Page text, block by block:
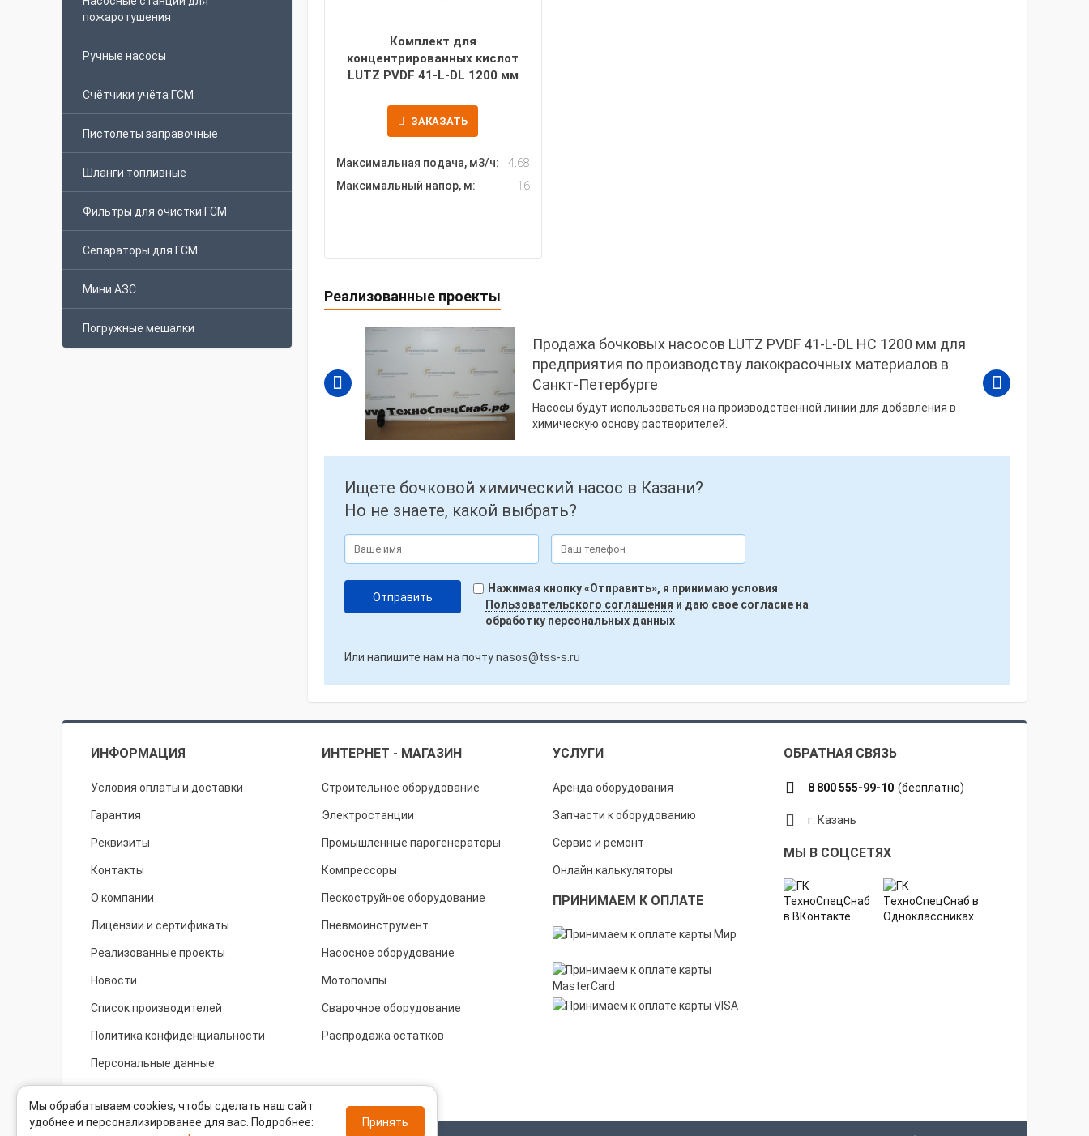
пожаротушения
Ручные насосы
Счётчики учёта ГСМ
Пистолеты заправочные
Шланги топливные
Фильтры для очистки ГСМ
Сепараторы для ГСМ
Мини АЗС
Погружные мешалки
Комплект для
концентрированных кислот
LUTZ PVDF 41-L-DL 1200 мм
ЗАКАЗАТЬ
Максимальная подача, м3/ч:
4.68
Максимальный напор, м:
16
Реализованные проекты
Продажа бочковых насосов LUTZ PVDF 41-L-DL HC 1200 мм для
предприятия по производству лакокрасочных материалов в
Санкт-Петербурге
Насосы будут использоваться на производственной линии для добавления в
химическую основу растворителей.
Ищете бочковой химический насос в Казани?
Но не знаете, какой выбрать?
Нажимая кнопку «Отправить», я принимаю условия
Пользовательского соглашения и даю свое согласие на
обработку персональных данных
Или напишите нам на почтуnasos@tss-s.ru
ИНФОРМАЦИЯ ИНТЕРНЕТ - МАГАЗИН УСЛУГИ ОБРАТНАЯ СВЯЗЬ
Условия оплаты и доставки
Гарантия
Реквизиты
Контакты
О компании
Лицензии и сертификаты
Реализованные проекты
Новости
Список производителей
Политика конфиденциальности
Персональные данные
Строительное оборудование
Электростанции
Промышленные парогенераторы
Компрессоры
Пескоструйное оборудование
Пневмоинструмент
Насосное оборудование
Мотопомпы
Сварочное оборудование
Распродажа остатков
Аренда оборудования
Запчасти к оборудованию
Сервис и ремонт
Онлайн калькуляторы
ПРИНИМАЕМ К ОПЛАТЕ
8 800 555-99-10 (бесплатно)
г. Казань
МЫ В СОЦСЕТЯХ
Мы обрабатываем cookies, чтобы сделать наш сайт
удобнее и персонализированее для вас. Подробнее:
Принять